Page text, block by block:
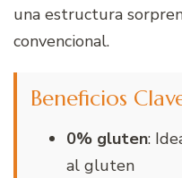
una estructura
convencional.
Beneficios
0% gluten:
al gluten